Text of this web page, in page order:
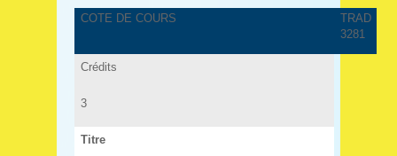
COTE DE COURS
TRAD
3281
Crédits
3
Titre